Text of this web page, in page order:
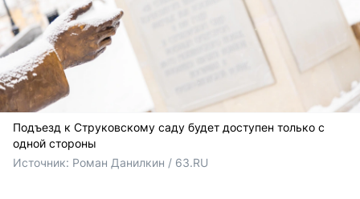
Подъезд к Струковскому саду будет доступен только с
одной стороны
Источник: Роман Данилкин / 63.RU